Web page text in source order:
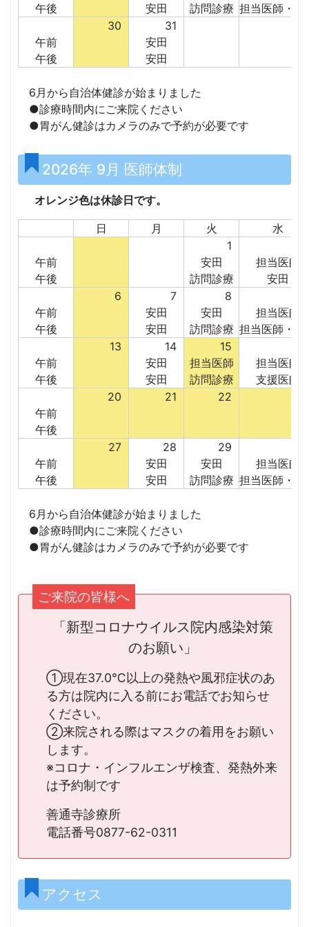
午後
安田
訪問診療 担当医師・安
午前
午後
30
31
安田
安田
6月から自治体健診が始まりました
●診療時間内にご来院ください
●胃がん健診はカメラのみで予約が必要です
2026年 9月 医師体制
オレンジ色は休診日です。
日 月 火 水
午前
午後
1
安田
訪問診療
担当医師
安田
午前
午後
6
7
安田
安田
8
安田
訪問診療
担当医師
担当医師・安
午前
午後
13
14
安田
安田
15
担当医師
訪問診療
担当医師
支援医師
午前
午後
20 21 22
午前
午後
27
28
安田
安田
29
安田
訪問診療
担当医師
担当医師・安
6月から自治体健診が始まりました
●診療時間内にご来院ください
●胃がん健診はカメラのみで予約が必要です
ご来院の皆様へ
「新型コロナウイルス院内感染対策
のお願い」
①現在37.0℃以上の発熱や風邪症状のあ
る方は院内に入る前にお電話でお知らせ
ください。
②来院される際はマスクの着用をお願い
します。
※コロナ・インフルエンザ検査、発熱外来
は予約制です
善通寺診療所
電話番号0877-62-0311
アクセス